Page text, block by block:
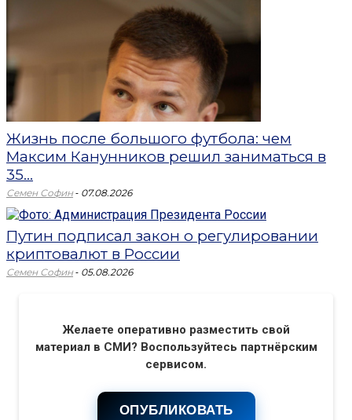
Жизнь после большого футбола: чем
Максим Канунников решил заниматься в
35...
Семен Софин - 07.08.2026
Путин подписал закон о регулировании
криптовалют в России
Семен Софин - 05.08.2026
Желаете оперативно разместить свой
материал в СМИ? Воспользуйтесь партнёрским
сервисом.
ОПУБЛИКОВАТЬ